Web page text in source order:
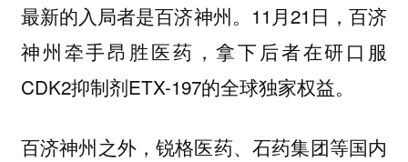
最新的入局者是百济神州。11月21日，百济
神州牵手昂胜医药，拿下后者在研口服
CDK2抑制剂ETX-197的全球独家权益。
百济神州之外，锐格医药、石药集团等国内